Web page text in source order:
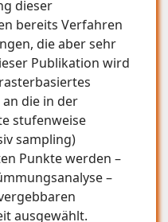
dieser
bereits Verfahren
die aber sehr
Publikation wird
die in der
stufenweise
sampling)
Punkte werden –
–
ausgewählt.